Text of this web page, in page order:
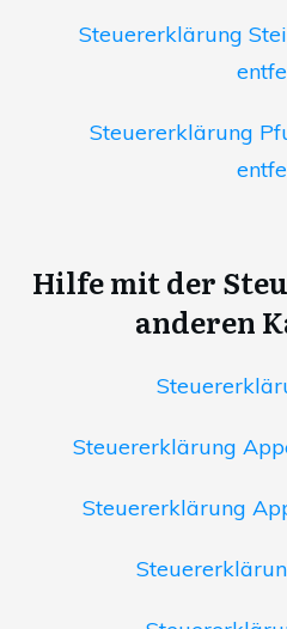
Steuererklärung
Steuererklärung
Hilfe mit der
anderen
Steuererklärung
Steuererklärung